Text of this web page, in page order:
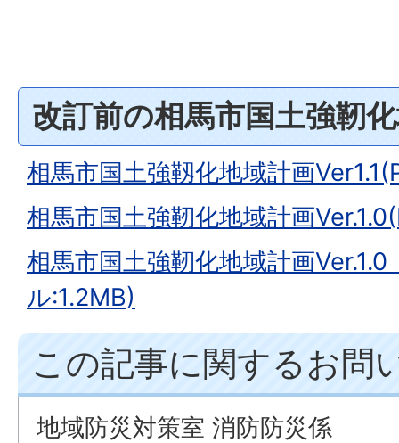
改訂前の相馬市国土強靭
相馬市国土強靱化地域計画
相馬市国土強靭化地域計画
相馬市国土強靭化地域計画
ル:1.2MB)
この記事に関するお問
地域防災対策室 消防防災係